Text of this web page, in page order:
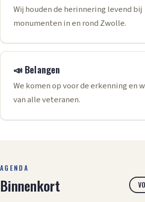
Wij houden de herinnering levend bij
monumenten in en rond Zwolle.
📣 Belangen
We komen op voor de erkenning en
van alle veteranen.
AGENDA
Binnenkort